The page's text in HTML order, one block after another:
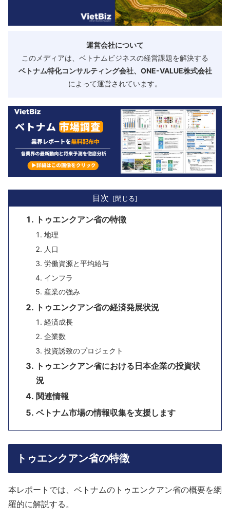
運営会社について
このメディアは、ベトナムビジネスの経営課題を解決する
ベトナム特化コンサルティング会社、ONE-VALUE株式会社
によって運営されています。
目次
トゥエンクアン省の特徴
地理
人口
労働資源と平均給与
インフラ
産業の強み
トゥエンクアン省の経済発展状況
経済成長
企業数
投資誘致のプロジェクト
トゥエンクアン省における日本企業の投資状
況
関連情報
ベトナム市場の情報収集を支援します
トゥエンクアン省の特徴
本レポートでは、ベトナムのトゥエンクアン省の概要を網
羅的に解説する。